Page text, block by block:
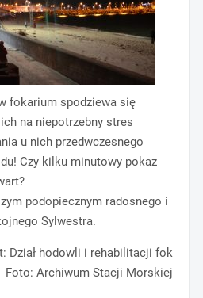
fokarium spodziewa się
na niepotrzebny stres
u nich przedwczesnego
Czy kilku minutowy pokaz
podopiecznym radosnego i
Sylwestra.
Dział hodowli i rehabilitacji fok
Foto: Archiwum Stacji Morskiej